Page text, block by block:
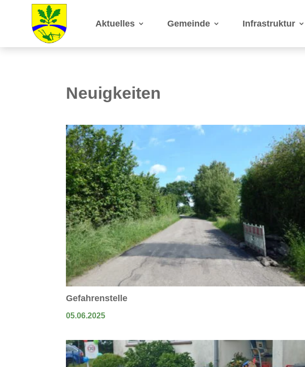
Aktuelles Gemeinde Infrastruktur
Neuigkeiten
Gefahrenstelle
05.06.2025